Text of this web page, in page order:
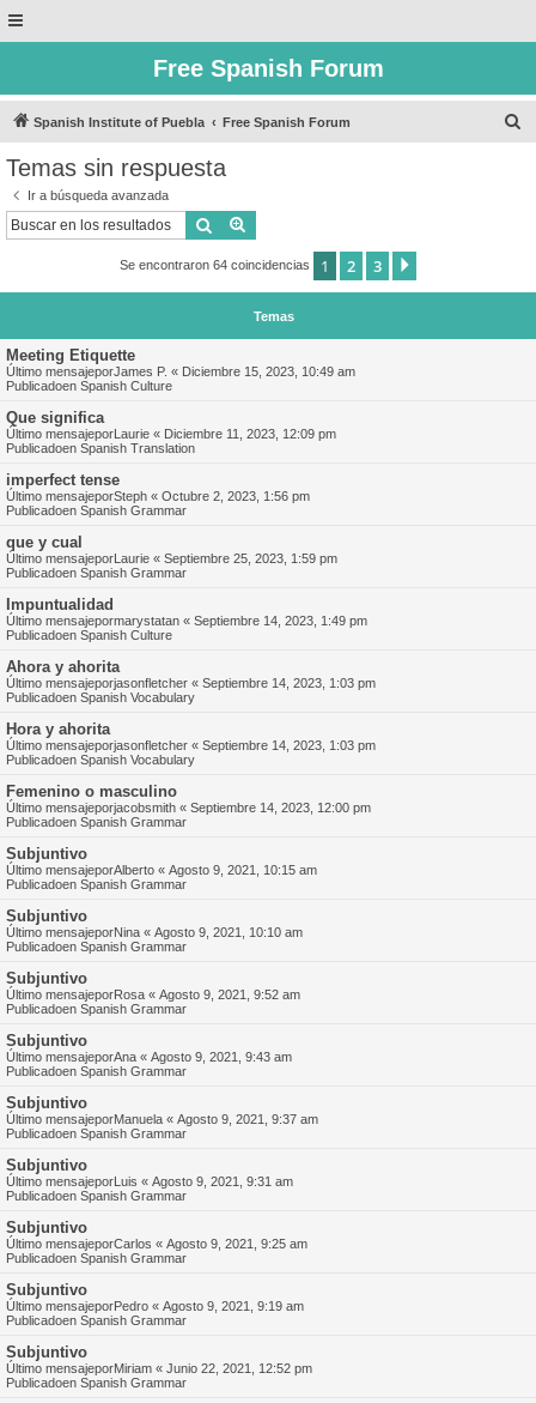
Free Spanish Forum
Spanish Institute of Puebla Free Spanish Forum
Temas sin respuesta
Ir a búsqueda avanzada
Buscar
Se encontraron 64 coincidencias 1 2 3
Temas
Meeting Etiquette
Último mensajeporJames P. « Diciembre 15, 2023, 10:49 am
Publicadoen Spanish Culture
Que significa
Último mensajeporLaurie « Diciembre 11, 2023, 12:09 pm
Publicadoen Spanish Translation
imperfect tense
Último mensajeporSteph « Octubre 2, 2023, 1:56 pm
Publicadoen Spanish Grammar
que y cual
Último mensajeporLaurie « Septiembre 25, 2023, 1:59 pm
Publicadoen Spanish Grammar
Impuntualidad
Último mensajepormarystatan « Septiembre 14, 2023, 1:49 pm
Publicadoen Spanish Culture
Ahora y ahorita
Último mensajeporjasonfletcher « Septiembre 14, 2023, 1:03 pm
Publicadoen Spanish Vocabulary
Hora y ahorita
Último mensajeporjasonfletcher « Septiembre 14, 2023, 1:03 pm
Publicadoen Spanish Vocabulary
Femenino o masculino
Último mensajeporjacobsmith « Septiembre 14, 2023, 12:00 pm
Publicadoen Spanish Grammar
Subjuntivo
Último mensajeporAlberto « Agosto 9, 2021, 10:15 am
Publicadoen Spanish Grammar
Subjuntivo
Último mensajeporNina « Agosto 9, 2021, 10:10 am
Publicadoen Spanish Grammar
Subjuntivo
Último mensajeporRosa « Agosto 9, 2021, 9:52 am
Publicadoen Spanish Grammar
Subjuntivo
Último mensajeporAna « Agosto 9, 2021, 9:43 am
Publicadoen Spanish Grammar
Subjuntivo
Último mensajeporManuela « Agosto 9, 2021, 9:37 am
Publicadoen Spanish Grammar
Subjuntivo
Último mensajeporLuis « Agosto 9, 2021, 9:31 am
Publicadoen Spanish Grammar
Subjuntivo
Último mensajeporCarlos « Agosto 9, 2021, 9:25 am
Publicadoen Spanish Grammar
Subjuntivo
Último mensajeporPedro « Agosto 9, 2021, 9:19 am
Publicadoen Spanish Grammar
Subjuntivo
Último mensajeporMiriam « Junio 22, 2021, 12:52 pm
Publicadoen Spanish Grammar